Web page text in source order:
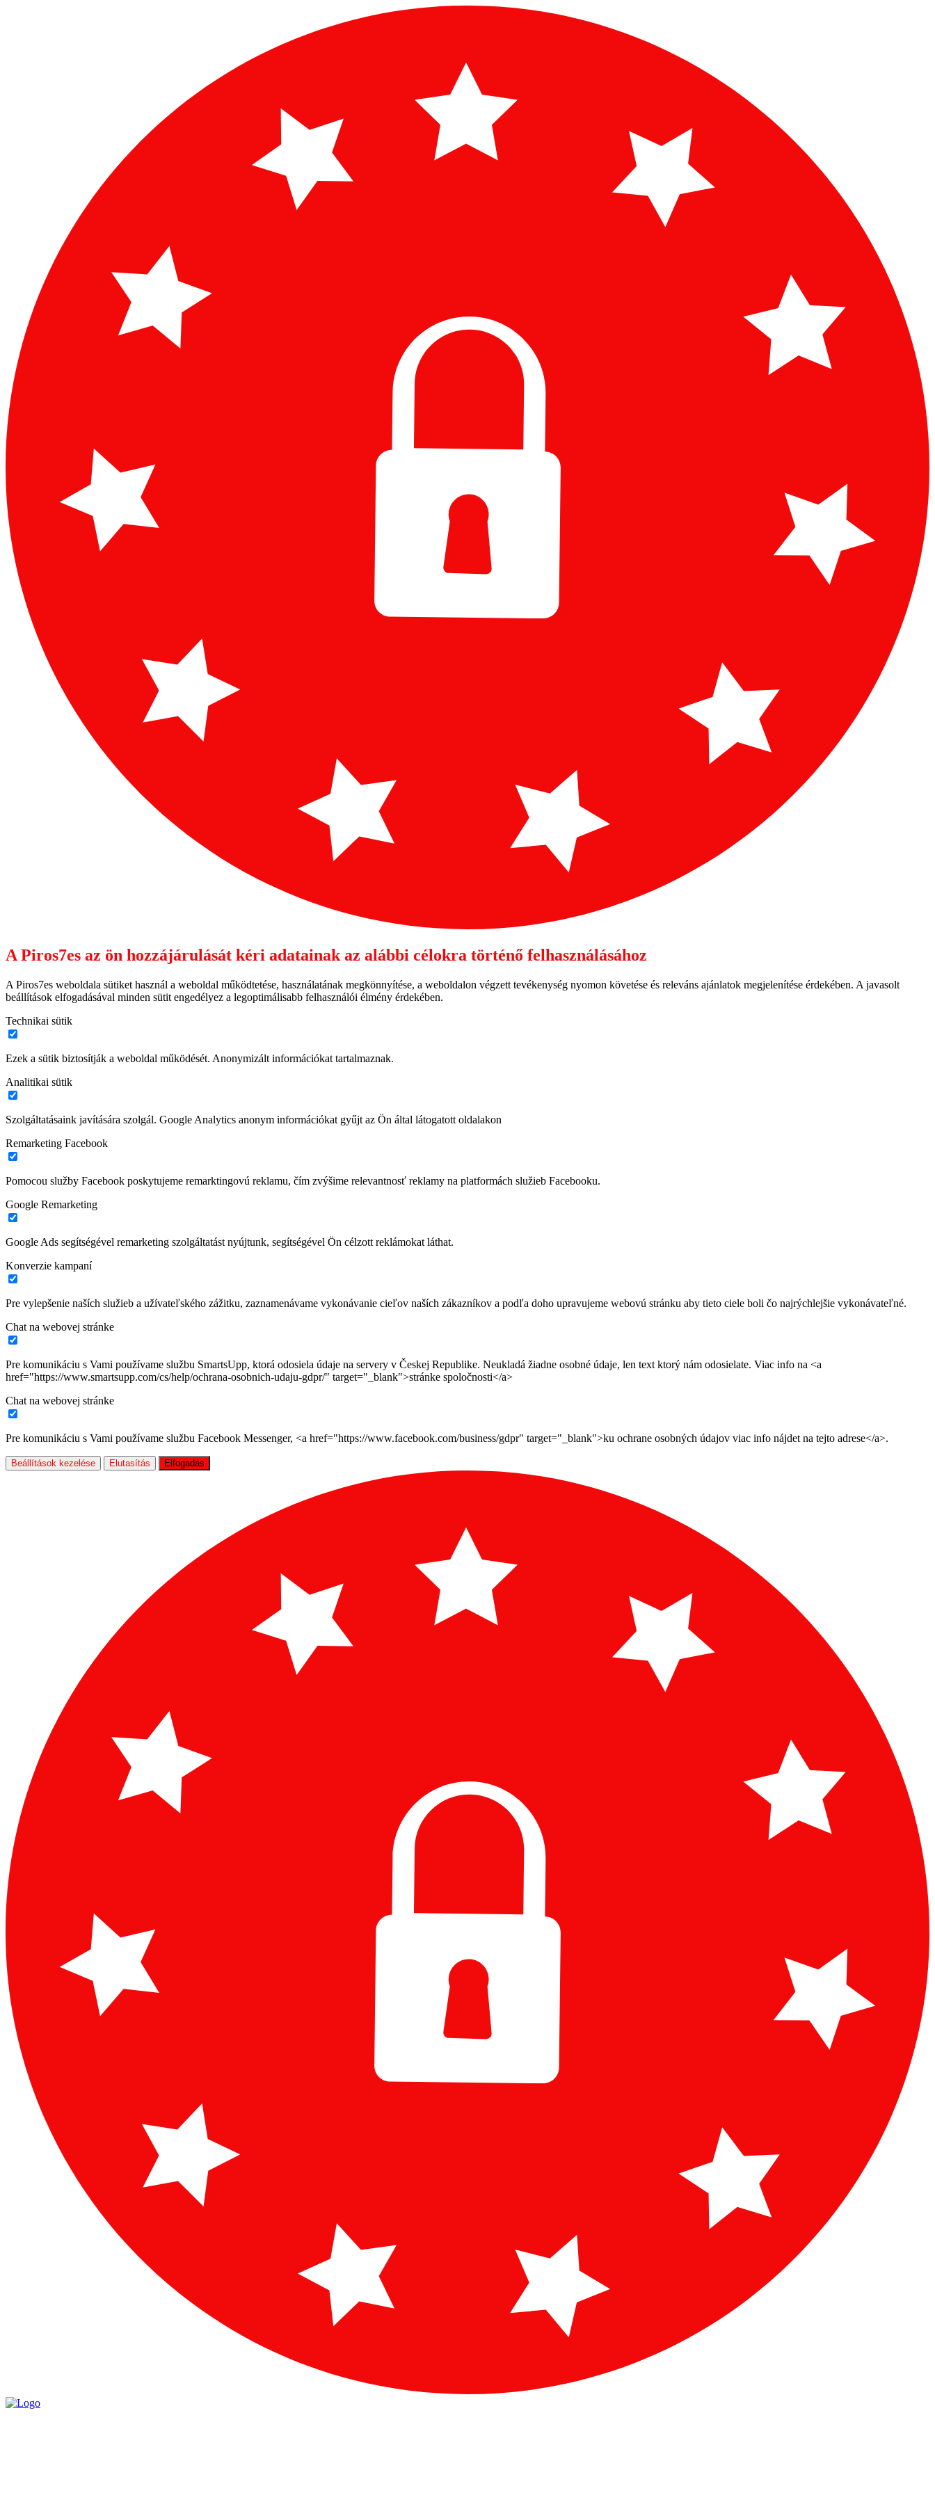
A Piros7es az ön hozzájárulását kéri adatainak az alábbi célokra történő felhasználásához
A Piros7es weboldala sütiket használ a weboldal működtetése, használatának megkönnyítése, a weboldalon végzett tevékenység nyomon követése és releváns ajánlatok megjelenítése érdekében. A javasolt
beállítások elfogadásával minden sütit engedélyez a legoptimálisabb felhasználói élmény érdekében.
Technikai sütik
Ezek a sütik biztosítják a weboldal működését. Anonymizált információkat tartalmaznak.
Analitikai sütik
Szolgáltatásaink javítására szolgál. Google Analytics anonym információkat gyűjt az Ön által látogatott oldalakon
Remarketing Facebook
Pomocou služby Facebook poskytujeme remarktingovú reklamu, čím zvýšime relevantnosť reklamy na platformách služieb Facebooku.
Google Remarketing
Google Ads segítségével remarketing szolgáltatást nyújtunk, segítségével Ön célzott reklámokat láthat.
Konverzie kampaní
Pre vylepšenie naších služieb a užívateľského zážitku, zaznamenávame vykonávanie cieľov naších zákazníkov a podľa doho upravujeme webovú stránku aby tieto ciele boli čo najrýchlejšie vykonávateľné.
Chat na webovej stránke
Pre komunikáciu s Vami používame službu SmartsUpp, ktorá odosiela údaje na servery v Českej Republike. Neukladá žiadne osobné údaje, len text ktorý nám odosielate. Viac info na <a
href="https://www.smartsupp.com/cs/help/ochrana-osobnich-udaju-gdpr/" target="_blank">stránke spoločnosti</a>
Chat na webovej stránke
Pre komunikáciu s Vami používame službu Facebook Messenger, <a href="https://www.facebook.com/business/gdpr" target="_blank">ku ochrane osobných údajov viac info nájdet na tejto adrese</a>.
Beállítások kezelése Elutasítás Elfogadás